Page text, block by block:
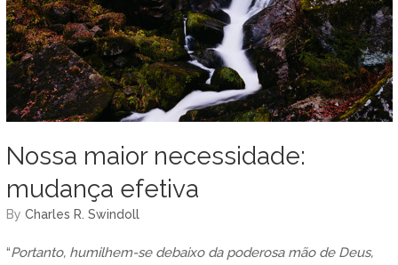
Nossa maior necessidade:
mudança efetiva
by Charles R. Swindoll
“Portanto, humilhem-se debaixo da poderosa mão de Deus,